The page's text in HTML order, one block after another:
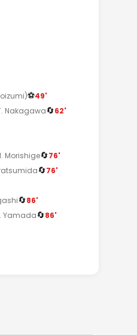
⚽49'
Nakagawa🔄62'
Morishige🔄76'
🔄76'
🔄86'
Yamada🔄86'